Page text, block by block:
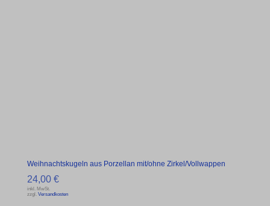
Weihnachtskugeln aus Porzellan mit/ohne Zirkel/Vollwappen
24,00 €
inkl. MwSt.
zzgl. Versandkosten